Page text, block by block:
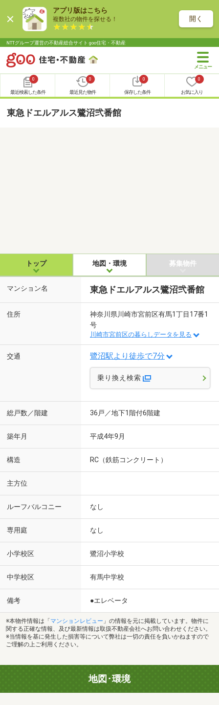
アプリ版はこちら
複数社の物件を探せる！ 開く
NTTグループ運営の不動産総合サイト goo住宅・不動産
0
最近検索した条件
0
最近見た物件
0
保存した条件
0
お気に入り
東急ドエルアルス鷺沼弐番館
トップ 地図・環境 募集物件
マンション名 東急ドエルアルス鷺沼弐番館
住所
神奈川県川崎市宮前区有馬1丁目17番1
号
川崎市宮前区の暮らしデータを見る
交通 鷺沼駅より徒歩で7分
乗り換え検索
総戸数／階建 36戸／地下1階付6階建
築年月 平成4年9月
構造 RC（鉄筋コンクリート）
主方位
ルーフバルコニー なし
専用庭 なし
小学校区 鷺沼小学校
中学校区 有馬中学校
備考 ●エレベータ
※本物件情報は「 マンションレビュー 」の情報を元に掲載しています。物件に
関する正確な情報、及び最新情報は取扱不動産会社へお問い合わせください。
※当情報を基に発生した損害等について弊社は一切の責任を負いかねますので
ご理解の上ご利用ください。
地図･環境